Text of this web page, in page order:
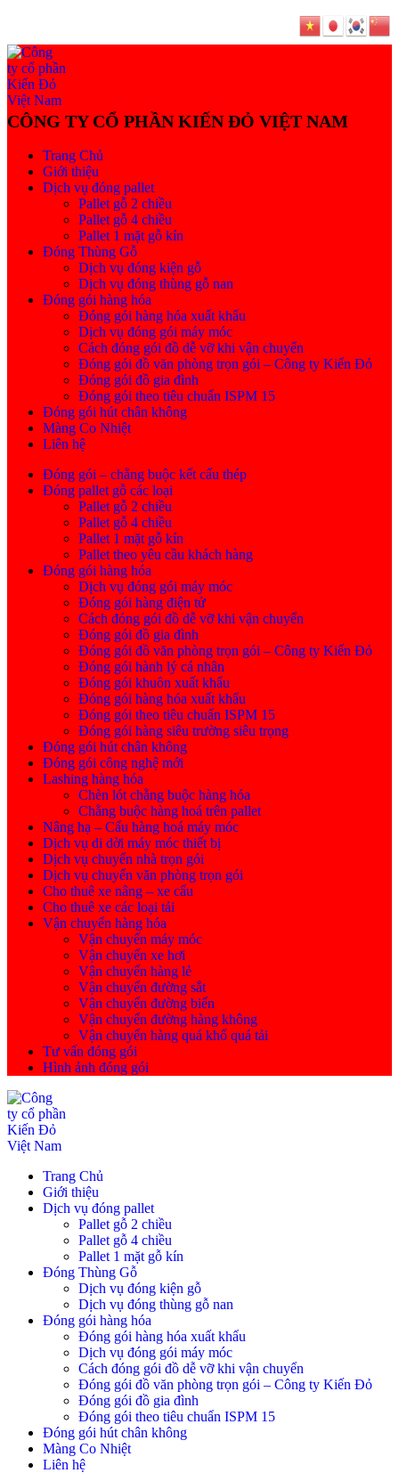
Trang Chủ
Giới thiệu
Dịch vụ đóng pallet
Pallet gỗ 2 chiều
Pallet gỗ 4 chiều
Pallet 1 mặt gỗ kín
Đóng Thùng Gỗ
Dịch vụ đóng kiện gỗ
Dịch vụ đóng thùng gỗ nan
Đóng gói hàng hóa
Đóng gói hàng hóa xuất khẩu
Dịch vụ đóng gói máy móc
Cách đóng gói đồ dễ vỡ khi vận chuyển
Đóng gói đồ văn phòng trọn gói – Công ty Kiến Đỏ
Đóng gói đồ gia đình
Đóng gói theo tiêu chuẩn ISPM 15
Đóng gói hút chân không
Màng Co Nhiệt
Liên hệ
Đóng gói – chằng buộc kết cấu thép
Đóng pallet gỗ các loại
Pallet gỗ 2 chiều
Pallet gỗ 4 chiều
Pallet 1 mặt gỗ kín
Pallet theo yêu cầu khách hàng
Đóng gói hàng hóa
Dịch vụ đóng gói máy móc
Đóng gói hàng điện tử
Cách đóng gói đồ dễ vỡ khi vận chuyển
Đóng gói đồ gia đình
Đóng gói đồ văn phòng trọn gói – Công ty Kiến Đỏ
Đóng gói hành lý cá nhân
Đóng gói khuôn xuất khẩu
Đóng gói hàng hóa xuất khẩu
Đóng gói theo tiêu chuẩn ISPM 15
Đóng gói hàng siêu trường siêu trọng
Đóng gói hút chân không
Đóng gói công nghệ mới
Lashing hàng hóa
Chèn lót chằng buộc hàng hóa
Chằng buộc hàng hoá trên pallet
Nâng hạ – Cẩu hàng hoá máy móc
Dịch vụ di dời máy móc thiết bị
Dịch vụ chuyển nhà trọn gói
Dịch vụ chuyển văn phòng trọn gói
Cho thuê xe nâng – xe cẩu
Cho thuê xe các loại tải
Vận chuyển hàng hóa
Vận chuyển máy móc
Vận chuyển xe hơi
Vận chuyển hàng lẻ
Vận chuyển đường sắt
Vận chuyển đường biển
Vận chuyển đường hàng không
Vận chuyển hàng quá khổ quá tải
Tư vấn đóng gói
Hình ảnh đóng gói
Trang Chủ
Giới thiệu
Dịch vụ đóng pallet
Pallet gỗ 2 chiều
Pallet gỗ 4 chiều
Pallet 1 mặt gỗ kín
Đóng Thùng Gỗ
Dịch vụ đóng kiện gỗ
Dịch vụ đóng thùng gỗ nan
Đóng gói hàng hóa
Đóng gói hàng hóa xuất khẩu
Dịch vụ đóng gói máy móc
Cách đóng gói đồ dễ vỡ khi vận chuyển
Đóng gói đồ văn phòng trọn gói – Công ty Kiến Đỏ
Đóng gói đồ gia đình
Đóng gói theo tiêu chuẩn ISPM 15
Đóng gói hút chân không
Màng Co Nhiệt
Liên hệ